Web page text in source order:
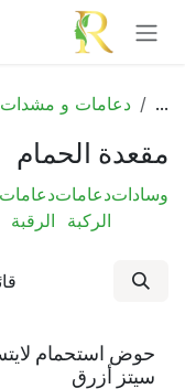
تخطي للذهاب إلى المحتوى
... دعامات و
مقعدة الحمام
وساداتدعامات
الركبة
دعامات
الرقبة
حوض استحمام
سيتز أزرق